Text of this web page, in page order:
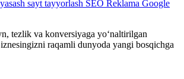
tezlik va konversiyaga yo‘naltirilgan
raqamli dunyoda yangi bosqichga